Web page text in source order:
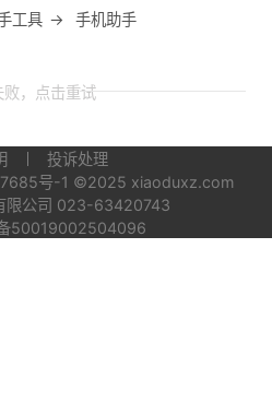
工具 → 手机助手
败，点击重试
投诉处理
号-1 ©2025 xiaoduxz.com
限公司 023-63420743
50019002504096